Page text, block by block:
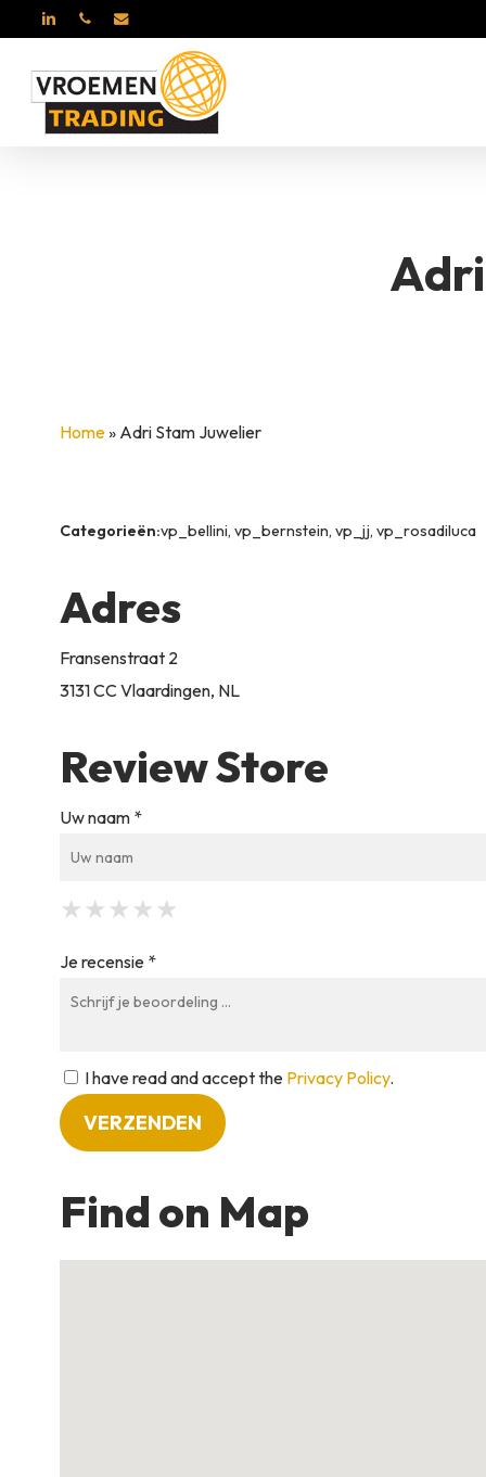
content
LINKEDINPHONEEMAIL
Home» Adri Stam Juwelier
Categorieën:vp_bellini, vp_bernstein, vp_jj, vp_rosadiluca
Adres
Fransenstraat 2
3131 CC Vlaardingen, NL
Review Store
Uw naam *
★
★ ★
★ ★ ★
★ ★ ★ ★
★ ★ ★ ★ ★
Je recensie *
I have read and accept the Privacy Policy.
Find on Map